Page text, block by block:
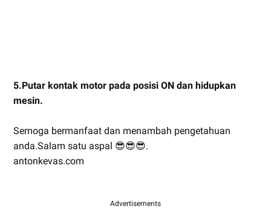
5.Putar kontak motor pada posisi ON dan hidupkan
mesin.
Semoga bermanfaat dan menambah pengetahuan
anda.Salam satu aspal 😎😎😎.
antonkevas.com
Advertisements